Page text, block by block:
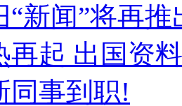
“新闻”将再推
再起 出国资
同事到职!